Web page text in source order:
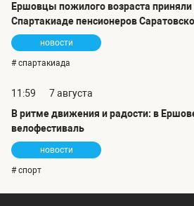
Ершовцы пожилого возраста приняли
Спартакиаде пенсионеров
новости
# спартакиада
11:59
7 августа
В ритме движения и радости: в
велофестиваль
новости
# спорт